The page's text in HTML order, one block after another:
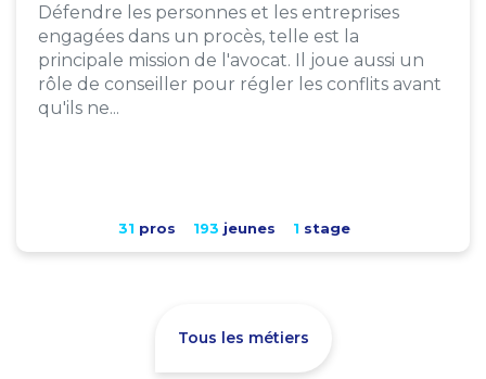
Défendre les personnes et les entreprises
engagées dans un procès, telle est la
principale mission de l'avocat. Il joue aussi un
rôle de conseiller pour régler les conflits avant
qu'ils ne...
31 pros 193 jeunes 1 stage
Tous les métiers